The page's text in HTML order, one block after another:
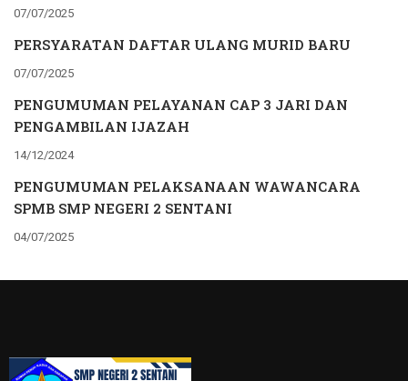
07/07/2025
PERSYARATAN DAFTAR ULANG MURID BARU
07/07/2025
PENGUMUMAN PELAYANAN CAP 3 JARI DAN
PENGAMBILAN IJAZAH
14/12/2024
PENGUMUMAN PELAKSANAAN WAWANCARA
SPMB SMP NEGERI 2 SENTANI
04/07/2025